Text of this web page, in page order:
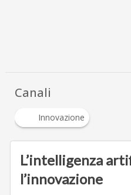
Canali
Innovazione
L’intelligenza
l’innovazione